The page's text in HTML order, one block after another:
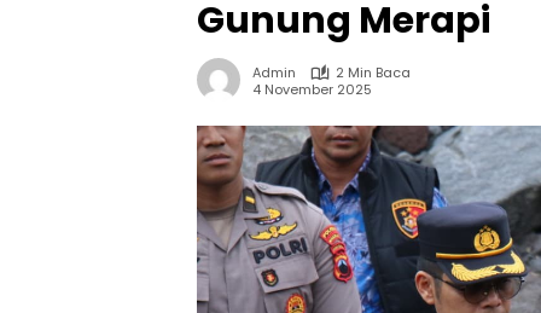
Gunung Merapi
Admin
2 Min Baca
4 November 2025